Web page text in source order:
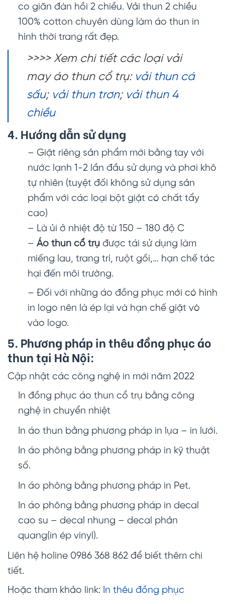
co giãn đàn hồi 2 chiều. Vải thun 2 chiều
100% cotton chuyên dùng làm áo thun in
hình thời trang rất đẹp.
>>>> Xem chi tiết các loại vải
may áo thun cổ trụ: vải thun cá
sấu; vải thun trơn; vải thun 4
chiều
4. Hướng dẫn sử dụng
– Giặt riêng sản phẩm mới bằng tay với
nước lạnh 1-2 lần đầu sử dụng và phơi khô
tự nhiên (tuyệt đối không sử dụng sản
phẩm với các loại bột giặt có chất tẩy
cao)
– Là ủi ở nhiệt độ từ 150 – 180 độ C
– Áo thun cổ trụ được tái sử dụng làm
miếng lau, trang trí, ruột gối,… hạn chế tác
hại đến môi trường.
– Đối với những áo đồng phục mới có hình
in logo nên là ép lại và hạn chế giặt vò
vào logo.
5. Phương pháp in thêu đồng phục áo
thun tại Hà Nội:
Cập nhật các công nghệ in mới năm 2022
In đồng phục áo thun cổ trụ bằng công
nghệ in chuyển nhiệt
In áo thun bằng phương pháp in lụa – in lưới.
In áo phông bằng phương pháp in kỹ thuật
số.
In áo phông bằng phương pháp in Pet.
In áo phông bằng phương pháp in decal
cao su – decal nhung – decal phản
quang(in ép vinyl).
Liên hệ holine 0986 368 862 để biết thêm chi
tiết.
Hoặc tham khảo link: In thêu đồng phục